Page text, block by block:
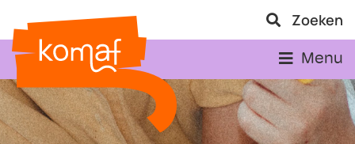
Zoeken
Menu